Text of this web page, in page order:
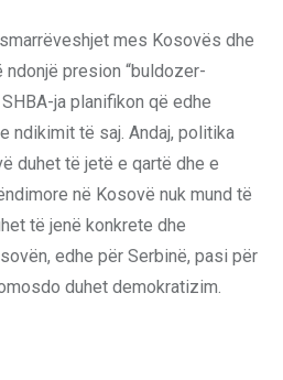
mes Kosovës dhe
presion “buldozer-
ja planifikon që edhe
ndikimit të saj. Andaj, politika
duhet të jetë e qartë dhe e
në Kosovë nuk mund të
të jenë konkrete dhe
edhe për Serbinë, pasi për
duhet demokratizim.